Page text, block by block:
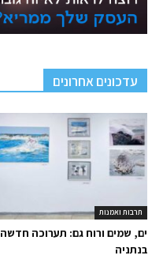
עדכונים אחרונים
תרבות ואמנות
ים, שמים ורוח גם: תערוכה חדשה
בנתניה